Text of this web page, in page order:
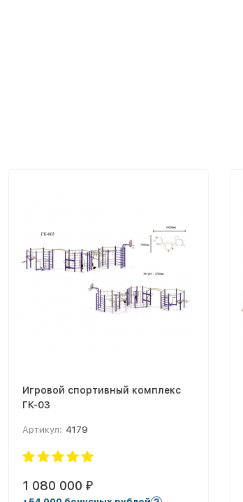
Игровой спортивный комплекс
ГК-03
Артикул: 4179
1 080 000 ₽